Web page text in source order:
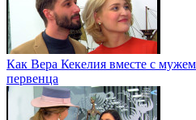
Как Вера Кекелия вместе с
первенца